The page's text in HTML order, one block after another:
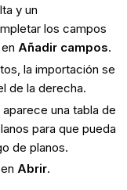
y un
los campos
Añadir campos.
la importación se
de la derecha.
una tabla de
para que pueda
de planos.
Abrir.